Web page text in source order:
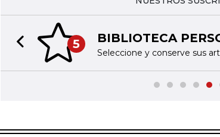
5 BIBLIOTECA
Seleccione y conserve sus
Previous slide